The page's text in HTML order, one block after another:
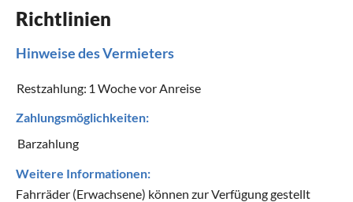
Richtlinien
Hinweise des Vermieters
Restzahlung: 1 Woche vor Anreise
Zahlungsmöglichkeiten:
Barzahlung
Weitere Informationen:
Fahrräder (Erwachsene) können zur Verfügung gestellt